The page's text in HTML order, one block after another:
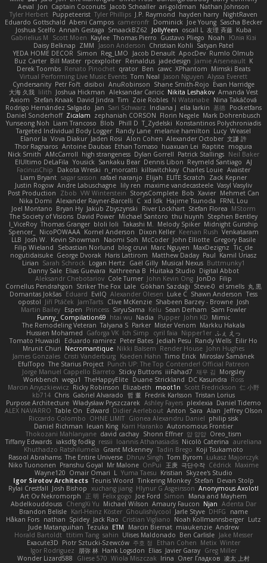
Aeval Jon Captain Coconuts Jacob Schealler ari-goldman Nathan Johnson
Tyler Herbert Puppeteerist Tyler Phillips J.P. Raymond hayden harry NightRaven
Eduardo Gottschald Abeni Campos cameronfr Dominick Joe Young Sascha Becker
Joshua Scelfo Annah Gestaga SmaackBZ62 JollyYeen oscall L 友理 斉藤 Kuba
Gabrielius M
Scott Moen Kaylee Thomas Pierro Gustavo Pliego Noah
Юлія Кізі
Daisy Belknap ZMM Jason Anderson Christian Kohli Satyan Patel
YEDA HOME DECOR Simon Reg_LMO Jacob Denault ApocDev Rumlo Olmub
Buz Carter Bill Master rpcexploiter Reinaldus jadedesign Jamie Arseneault K
Derek Toombs Renato Pinochet qrator Ben cawc XPhantom Mimski Beats
Virtual Performing Live Music Events Tom Neal Jason Nguyen Alyssa Everett
Cyndersanity Petr Fořt disiboi AnuRobinson Shane Smith-Rojo Evan Harridge
大海 久我 lilith Joshua Hickman Aleksandar Caricic Nikita Leshakov Amanda Vest
Axiom
Stefan Knaak David Jindra Tim Zoie Robles N Watanabe Nina Takáčová
Rodrigo Hernández Salgado
Jan Sari Schwarz Indiana J ella larkin 基德
Pocketfans
Daniel Sonderhoff Zicalam zephaniah CORSON Florin Negele Mark Dohrenbusch
Yunseong Noh Liam Trancoso Blob Phill D T_Zydelski Konstantinos Polychroniadis
Targeted Individual Body Logger Randy Lane melanie hamilton Lucy Weasel
Elanor la Vova Diakur Jaden Rosi Alon Cohen Alexander October 文謙 許
Thor Ragnaros Antoine Daubas Ethan Tomaso huaxuan Lei Raptite mogura
Nick Smith AMcCarroll high strangeness Dylan Gorrell Patrick Stallings Neil Baker
ElUltimo DeLaFila Yousick Sankaku Bear Dennis Libon Reymeld Santiago AJ
FacinusChip
Dakota Wreski n_morcatti killswitchkay Charles Louie Avaister
Liam Bryant sagar sasson rafael naranjo Elijah ELITE Scratch
Zack Kepner
Justin Rogow Andre Labuschagne lily ren maxime vandecasteele Vasyl Vasyliv
Post Production
Zbob VW Winterstein StorysComplete Bob Xavier Mehmet Can
Nika Domi Alexander Rayner-Barcelli C xd Idk Hajime Tsunoda
FRNL Lou
Joel Montano Bryan Hy Jakub Zbyszynski River Lockhart Stefan Florea MStorm
The Society of Visions David Power Michael Santoro thu huynh Stephen Bentley
I_ViceRoy Thomas Granger bloli loli Takashi M. Melody Spiker Midnight Gunship
Spencer_
NicoPOWAAA Kornel Anderson Dixon Keller Keenan Rush Venkataram
LLB Josh W. Kevin Showman Naomi Soh McCoder John Elliotte Gregory Basile
Filip Wieland
Sebastian Norlund blog cruvi Marc Nguyen MaxDezignz Tic_cle
nogutidaisuke George Dvorak Haris Lattirom Matthew Daday Paul Kamil Uriasz
Lirian Sarah Schrock Logan Hertz Gaël Gilly Musical Nexus Buttmunky1
Danny Sale Elias Guevara Kathreena B Huitaka Studio Digital Abbot
Aleksandr Chebotariov Cole Turner John Kevin Ong JonDo Filip
Cornellus Pendrahgon Striker The Fox Lale Gökhan Sazdağı Steve-0 el smells 丸 黒
Domantas Jokšas Eduard EvilQ Alexander Olesen Luke C Shawn Anderson Tess
opostol Jiří Ptáček JamTarts Clive McKenzie Shabeen Barzey - Browne Josh
Martin Bailey Espen Princess SiryuSama Kelu Sean Derham
Sam Fowler
Funny_ Compilation69 htai wu Nadia Pupper John KD Mimic
The Remodeling Veteran Talyana S Parker Mister Venom Markku Hakala
Hussien Mohamed Gaforga VK Ich Simp cyril faia Nipper1er
ふぇ えっ
Tomato Huwaidi
Eduardo ramirez Peter Bates Jediah Pesu Randy Wells Eilir Ho
Mrunit Churi Necromantique Nikki Balsem Render House John Hughes
James Gonzales Cristi Vanderburg Kaeden Hahn Timo Erick Miroslav Šamánek
EfulTopo The Starius Project Punch UP: The Top Contender! Official Patreon
Jorge Manuel Cappello Barreto Sticky Buttons iiiFahad7 재우 김 Morgsley
Workbench wegu1 TheHappyElite Duane Strickland DC Kasundra Ross
Marcin Anyszkiewicz Ricky Robinson Elizabeth moot1n Scott Fredrickson 仁 小野
kb714 Chris Gabriel Alvarado 哲 董 Fredrik Karlsson Tristan Lorius
Purpose Architecture Władysław Pryszczarek Ashley Fayers plexlexia Daniel Tidemo
ALEX NAVARRO Table On Edward Didier Aerlebout Anton Sara Alan Jeffrey Olson
Riccardo Colombo OHNE LIMIT Gionea Alexandru Daniel philip sisk
Daniel Richman Ieuan King Karri Haranko Autonomous Frontier
Thokozani Mahlanyane david cachay Shonn Effner 얍 얍얍 Oreo_tism
Tiffany Edwards iaksdfg fodkg ressii Ioannis Athanasiadis Nicolò Caterina aureliana
Khuthadzo Ratshilumela Grant Mckenney Tadin Brego Koji Tsukamoto
Rasool Abrahams The Entire Universe Dhruv Singh Tom Byrom Łukasz Majorczyk
Niko Tuononen Pranshu Goyal Mr Malone OnPui 王庚 극단수작 Cédrick Maxime
Wayne120 Omair Omari L Yuma Taesu Kristian Skyzee's Studio
Igor Sirotov Architects Teunis Woord Tinkering Monkey Stefan Devan Stolp
Rylai Crestfall Josh Bishop xuchang jiang Hlynur G Asgeirsson Anonymous Axolotl
Art Ov Nekromorph
正 明 Felix gogo Joe Ford Simon
Mana and Mayhem
Abdelkouddouss ChengXi Yu Michael Wilson Amaury Faucon Njan Adenta Dar
Brandon Belisle Karl-Heinz Köster Ghoulishlycool Jarle Styve DHFG
name
Håkan Fors nathan Spidey Jack Rao Cristian Vigliano Noah Kollmannsberger Lutz
Jude Matanguihan Tezuka ETM Marcin Biernat miaukenzie Andrew
Horald Bartoldt ttitim Tang sahin Ulises Maldonado Ben Carlisle Jake Messer
Exacute3D Piotr Sztucki-Szewców 주호 정 Ethan Cohen Metix Winter
Igor Rodriguez
朋弥 林 Hank Logsdon Elias Javier Garay Greg Miller
Wonder Lizard588
Gliese 570 Wiola Miszczak Irina Олег Гладков 凌太 上村